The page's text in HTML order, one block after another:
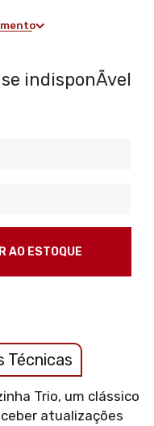
Técnicas
Trio, um clássico
atualizações